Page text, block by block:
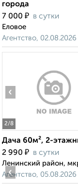
города
7 000 ₽ в сутки
Еловое
Агентство, 02.08.2026
2/8
‹
Дача 60м², 2-
2 990 ₽ в сутки
Ленинский район,
Агентство, 05.08.2026
‹